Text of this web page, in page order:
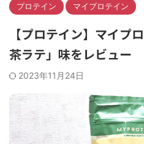
プロテイン マイプロテイン
【プロテイン】マイプ
茶ラテ」味をレビュー
2023年11月24日